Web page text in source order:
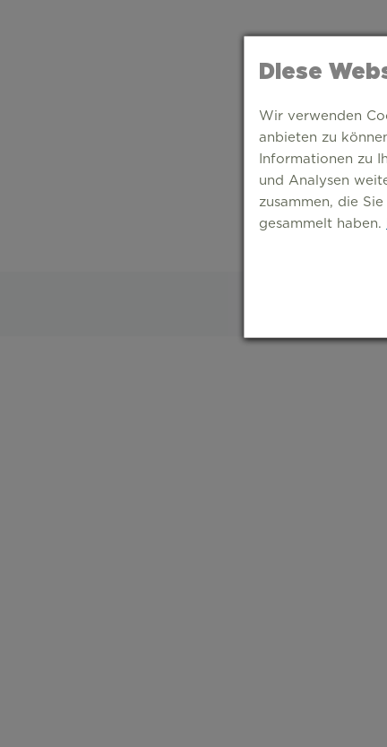
Diese
Wir verwenden
anbieten zu
Informationen zu
und Analysen
zusammen, die
gesammelt haben.